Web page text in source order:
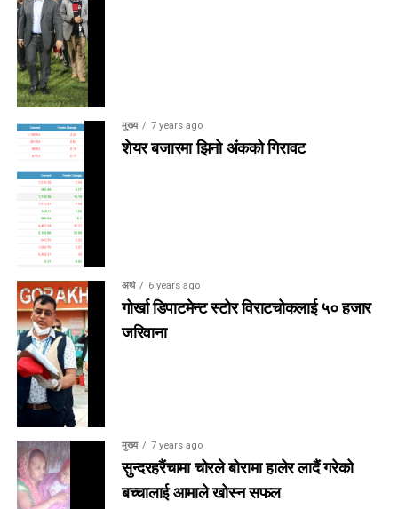
मुख्य 7 years ago
शेयर बजारमा झिनो अंकको गिरावट
अर्थ 6 years ago
गोर्खा डिपाटमेन्ट स्टोर विराटचोकलाई ५० हजार
जरिवाना
मुख्य 7 years ago
सुन्दरहरैंचामा चोरले बोरामा हालेर लादैं गरेको
बच्चालाई आमाले खोस्न सफल